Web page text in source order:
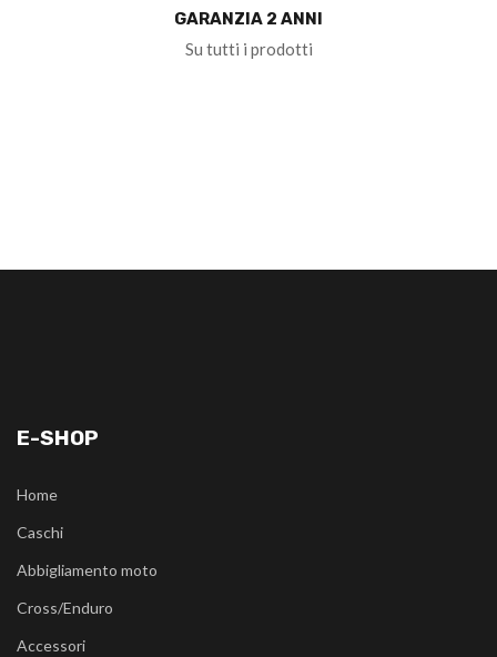
GARANZIA 2 ANNI
Su tutti i prodotti
E-SHOP
Home
Caschi
Abbigliamento moto
Cross/Enduro
Accessori